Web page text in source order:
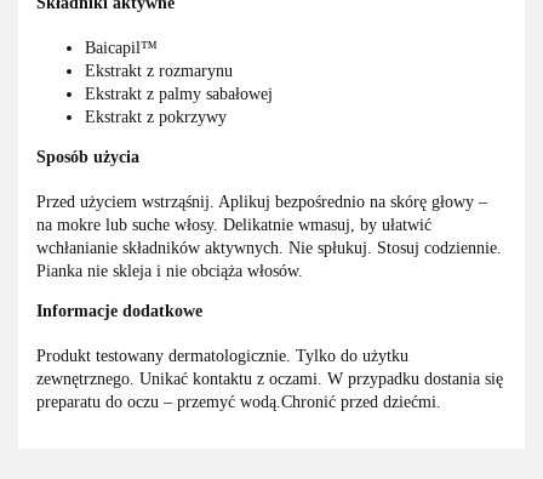
Baicapil™
Ekstrakt z rozmarynu
Ekstrakt z palmy sabałowej
Ekstrakt z pokrzywy
Sposób użycia
Przed użyciem wstrząśnij. Aplikuj bezpośrednio na skórę głowy –
na mokre lub suche włosy. Delikatnie wmasuj, by ułatwić
wchłanianie składników aktywnych. Nie spłukuj. Stosuj codziennie.
Pianka nie skleja i nie obciąża włosów.
Informacje dodatkowe
Produkt testowany dermatologicznie. Tylko do użytku
zewnętrznego. Unikać kontaktu z oczami. W przypadku dostania się
preparatu do oczu – przemyć wodą.Chronić przed dziećmi.